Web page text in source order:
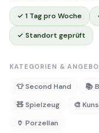
✓ 1 Tag pro Woche
✓ Standort geprüft
KATEGORIEN &
👕 Second Hand 📚
🧸 Spielzeug
🎨
🏺 Porzellan